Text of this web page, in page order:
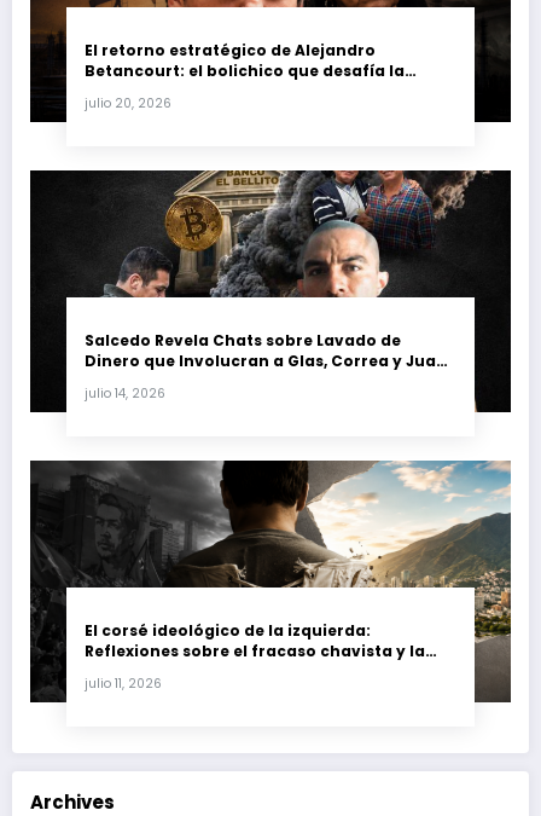
El retorno estratégico de Alejandro
Betancourt: el bolichico que desafía la
petrolera venezolana
julio 20, 2026
Salcedo Revela Chats sobre Lavado de
Dinero que Involucran a Glas, Correa y Juan
julio 14, 2026
El corsé ideológico de la izquierda:
Reflexiones sobre el fracaso chavista y la
julio 11, 2026
Archives